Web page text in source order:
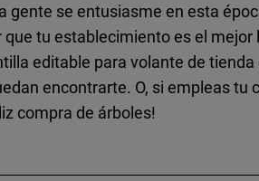
gente se entusiasme en esta
tu establecimiento es el mejor
editable para volante de tienda
encontrarte. O, si empleas tu
compra de árboles!